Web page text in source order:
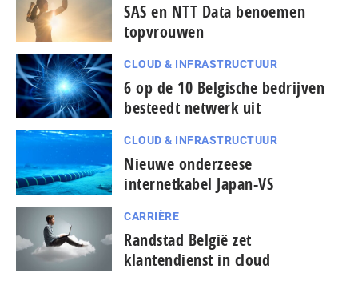
SAS en NTT Data benoemen
topvrouwen
CLOUD & INFRASTRUCTUUR
6 op de 10 Belgische bedrijven
besteedt netwerk uit
CLOUD & INFRASTRUCTUUR
Nieuwe onderzeese
internetkabel Japan-VS
CARRIÈRE
Randstad België zet
klantendienst in cloud